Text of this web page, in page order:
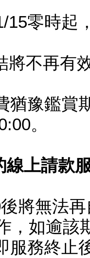
15零時起
將不再有
猶豫鑑賞
。
線上請款
將無法
，如逾該
服務終止